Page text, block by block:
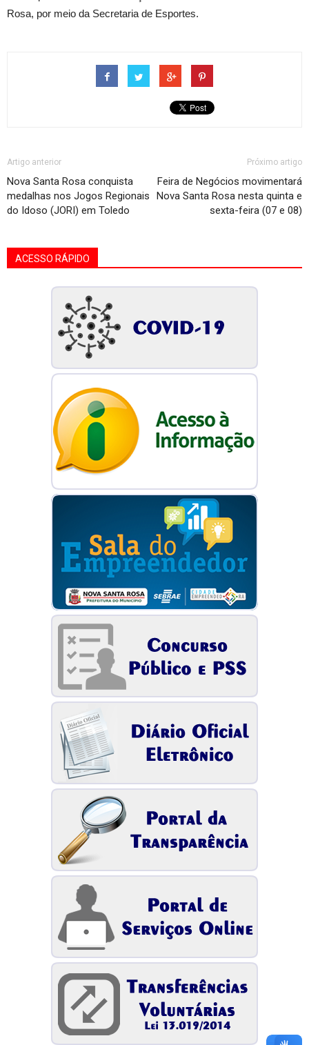
Rosa, por meio da Secretaria de Esportes.
Artigo anterior
Nova Santa Rosa conquista
medalhas nos Jogos Regionais
do Idoso (JORI) em Toledo
Próximo artigo
Feira de Negócios movimentará
Nova Santa Rosa nesta quinta e
sexta-feira (07 e 08)
ACESSO RÁPIDO